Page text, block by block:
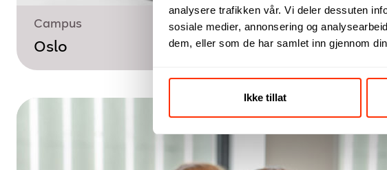
analysere trafikken vår. Vi deler dessuten
sosiale medier, annonsering og
dem, eller som de har samlet inn gjennom
Ikke tillat
Campus
Oslo